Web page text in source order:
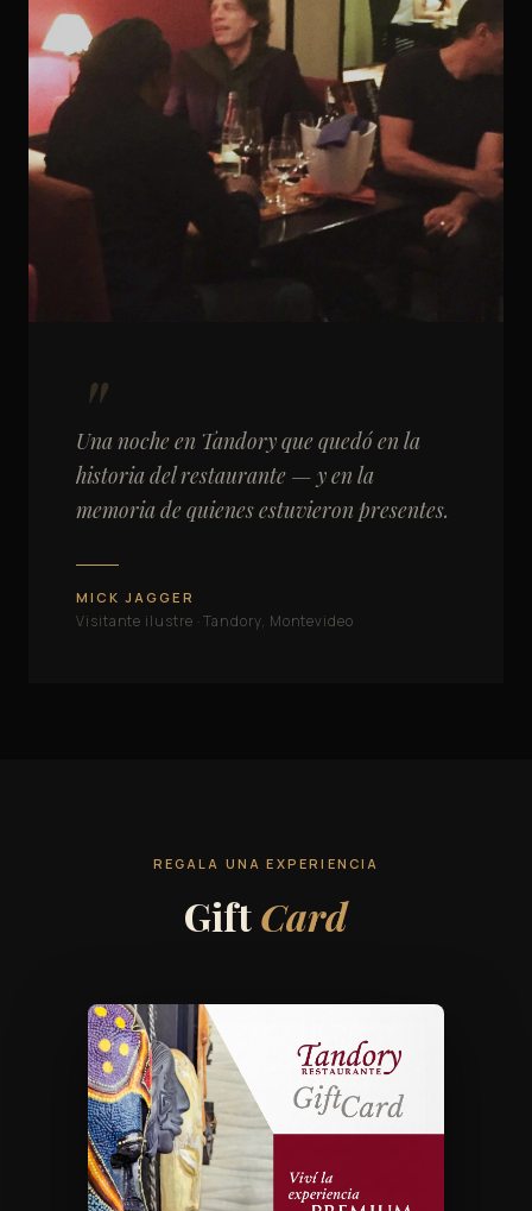
Una noche en Tandory que quedó en la
historia del restaurante — y en la
memoria de quienes estuvieron presentes.
MICK JAGGER
Visitante ilustre · Tandory, Montevideo
REGALA UNA EXPERIENCIA
GiftCard